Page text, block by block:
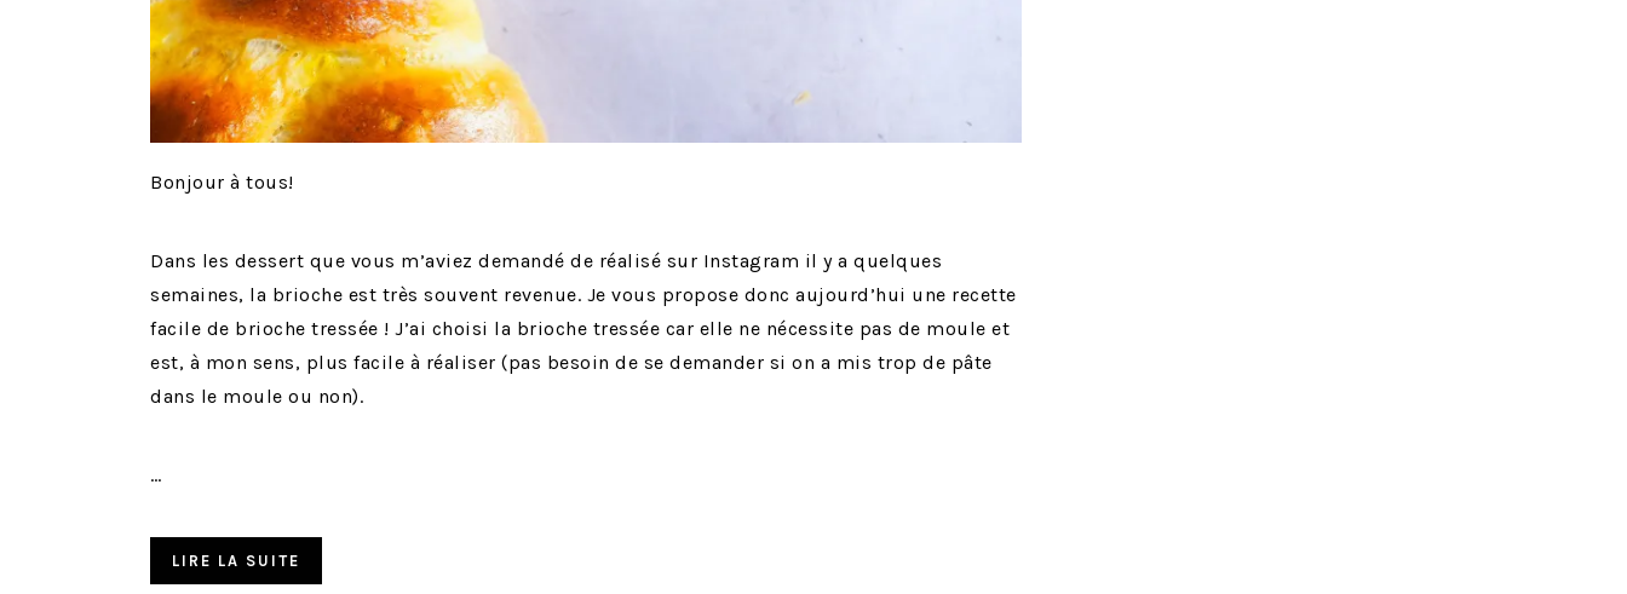
Bonjour à tous!
Dans les dessert que vous m’aviez demandé de réalisé sur Instagram il y a quelques
semaines, la brioche est très souvent revenue. Je vous propose donc aujourd’hui une recette
facile de brioche tressée ! J’ai choisi la brioche tressée car elle ne nécessite pas de moule et
est, à mon sens, plus facile à réaliser (pas besoin de se demander si on a mis trop de pâte
dans le moule ou non).
…
LIRE LA SUITE